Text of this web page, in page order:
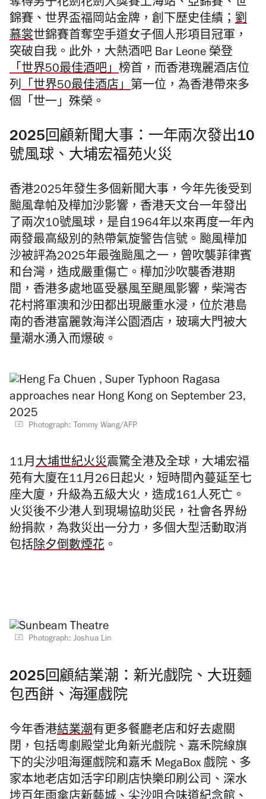
奪得男子花劍花劍大獎賽上海站、亞錦賽、世
錦賽、世界盃福岡站金牌，創下歷史佳績； 劉
慕裳 世錦賽首奪空手道女子個人形項目冠軍，
突破自我。此外，大熱酒吧 Bar Leone 榮登
「世界50最佳酒吧」榜首，而香港瑰麗酒店位
列「世界50最佳酒店」第一位，為香港帶來多
個「世一」殊榮。
2025回顧新聞大事：一年兩次發出10
號風球、大埔宏福苑火災
香港2025年發生多個新聞大事，今年先後受到
颱風韋帕及樺加沙影響，香港天文台一年發出
了兩次10號風球，是自1964年以來再度一年內
兩發最高級別的熱帶氣旋警告信號。颱風樺加
沙被評為2025年最強颱風之一，曾吹襲菲律賓
和台灣，造成嚴重傷亡。樺加沙吹襲香港期
間，香港多處地區受暴風至颶風影響，柴灣杏
花村將軍澳和沙田都出現嚴重水浸，位於港島
南的香港富麗敦海洋公園酒店，玻璃大門被大
量潮水湧入而爆破。
Photograph: Tommy Wang/AFP
11月大埔世紀火災震驚全港及全球，大埔宏福
苑有大廈在11月26日起火，短時間內蔓延至七
座大廈，升級為五級大火，造成161人死亡。
火災後不少港人到現場協助災民，社會各界紛
紛捐款，為救災出一分力，多個大型活動取消
包括除夕倒數煙花 。
Photograph: Joshua Lin
2025回顧結業潮：新光戲院、大班麵
包西餅、海運戲院
今年香港結業潮有更多餐廳老店和好去處關
閉，包括粵劇殿堂北角新光戲院 、 嘉禾院線旗
下的尖沙咀海運戲院和嘉禾 MegaBox 戲院、多
家本地老店如活字印刷店快樂印刷公司、深水